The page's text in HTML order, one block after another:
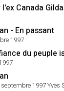
Canada
- En passant
1997
du peuple
1997 Yves